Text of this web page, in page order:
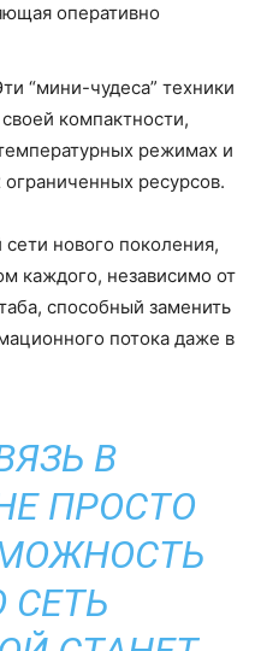
оперативно
“мини-чудеса” техники
компактности,
режимах и
ресурсов.
сети нового поколения,
каждого, независимо от
способный заменить
потока даже в
В
ПРОСТО